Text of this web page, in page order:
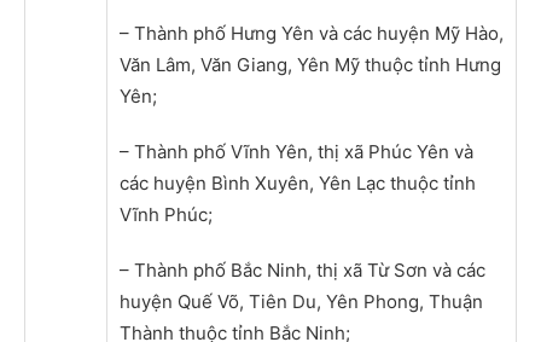
– Thành phố Hưng Yên và các huyện Mỹ Hào,
Văn Lâm, Văn Giang, Yên Mỹ thuộc tỉnh Hưng
Yên;
– Thành phố Vĩnh Yên, thị xã Phúc Yên và
các huyện Bình Xuyên, Yên Lạc thuộc tỉnh
Vĩnh Phúc;
– Thành phố Bắc Ninh, thị xã Từ Sơn và các
huyện Quế Võ, Tiên Du, Yên Phong, Thuận
Thành thuộc tỉnh Bắc Ninh;